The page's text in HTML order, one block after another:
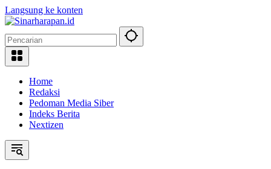
Langsung ke konten
Home
Redaksi
Pedoman Media Siber
Indeks Berita
Nextizen